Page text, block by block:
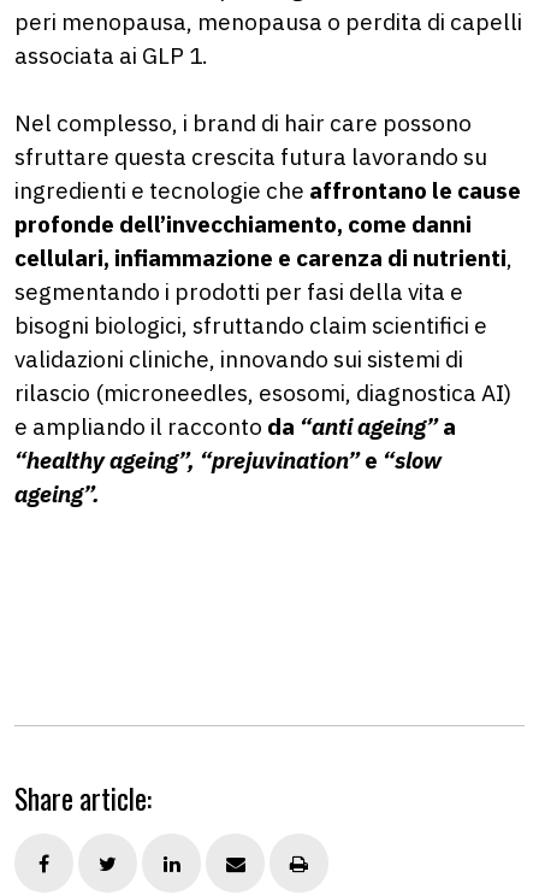
peri menopausa, menopausa o perdita di capelli
associata ai GLP 1.
Nel complesso, i brand di hair care possono
sfruttare questa crescita futura lavorando su
ingredienti e tecnologie che affrontano le cause
profonde dell’invecchiamento, come danni
cellulari, infiammazione e carenza di nutrienti,
segmentando i prodotti per fasi della vita e
bisogni biologici, sfruttando claim scientifici e
validazioni cliniche, innovando sui sistemi di
rilascio (microneedles, esosomi, diagnostica AI)
e ampliando il racconto da “anti ageing”a
“healthy ageing”, “prejuvination”e “slow
ageing”.
Share article: